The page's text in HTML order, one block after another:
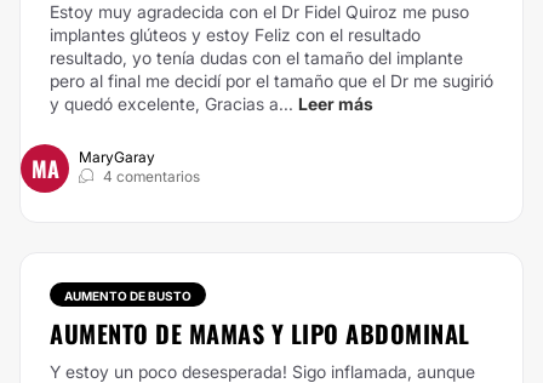
Estoy muy agradecida con el Dr Fidel Quiroz me puso
implantes glúteos y estoy Feliz con el resultado
resultado, yo tenía dudas con el tamaño del implante
pero al final me decidí por el tamaño que el Dr me sugirió
y quedó excelente, Gracias a... Leer más
MA
MaryGaray
4 comentarios
AUMENTO DE BUSTO
AUMENTO DE MAMAS Y LIPO ABDOMINAL
Y estoy un poco desesperada! Sigo inflamada, aunque